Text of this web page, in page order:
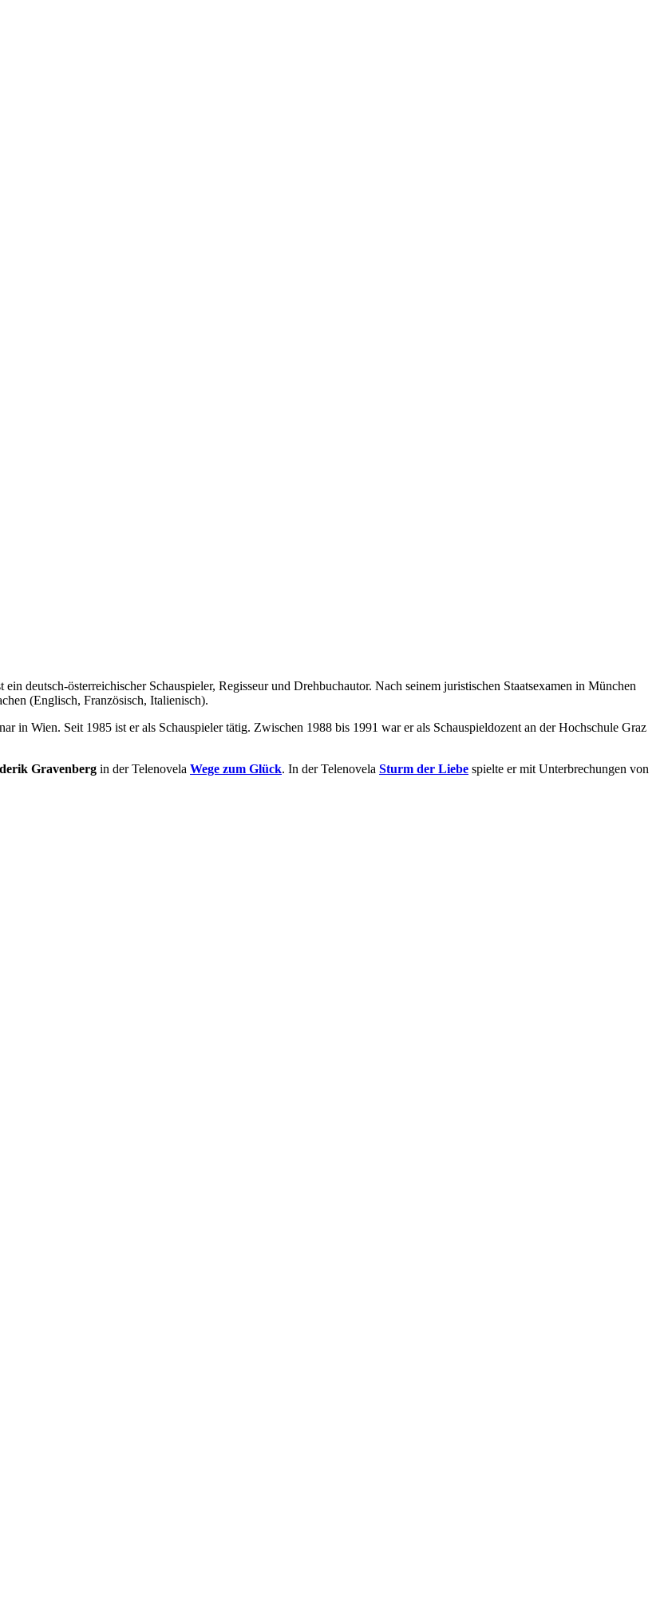
ein deutsch-österreichischer Schauspieler, Regisseur und Drehbuchautor. Nach seinem juristischen Staatsexamen in München
(Englisch, Französisch, Italienisch).
in Wien. Seit 1985 ist er als Schauspieler tätig. Zwischen 1988 bis 1991 war er als Schauspieldozent an der Hochschule Graz
Gravenberg in der Telenovela Wege zum Glück. In der Telenovela Sturm der Liebe spielte er mit Unterbrechungen von